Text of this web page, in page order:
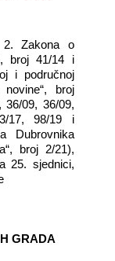
Zakona o
broj 41/14 i
i područnoj
novine“, broj
36/09, 36/09,
17, 98/19 i
Dubrovnika
broj 2/21),
25. sjednici,
GRADA